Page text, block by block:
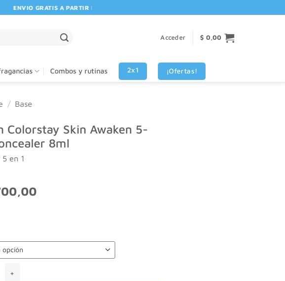
ENVIO GRATIS A PARTIR DE $80.000! 🚚 | 💳 3 CUOTAS SIN INTERES VISA - MASTERCARD
Acceder $ 0,00
Combos y rutinas 2x1 ¡Ofertas!
/ Base
Colorstay Skin Awaken 5-
8ml
en 1